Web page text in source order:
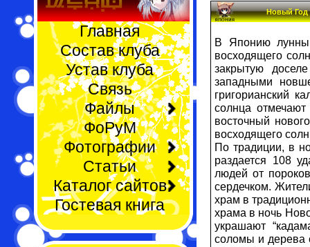
Главная
Состав клуба
Устав клуба
Связь
Файлы
ФоРуМ
Фотографии
Статьи
Каталог сайтов
Гостевая книга
Новый Год
В Японию
восходящего
закрытую
западными
григорианский
солнца
восточный
восходящего
По традиции, в
раздается 108
людей от
сердечком.
храм в
храма в ночь
украшают
соломы и дерева